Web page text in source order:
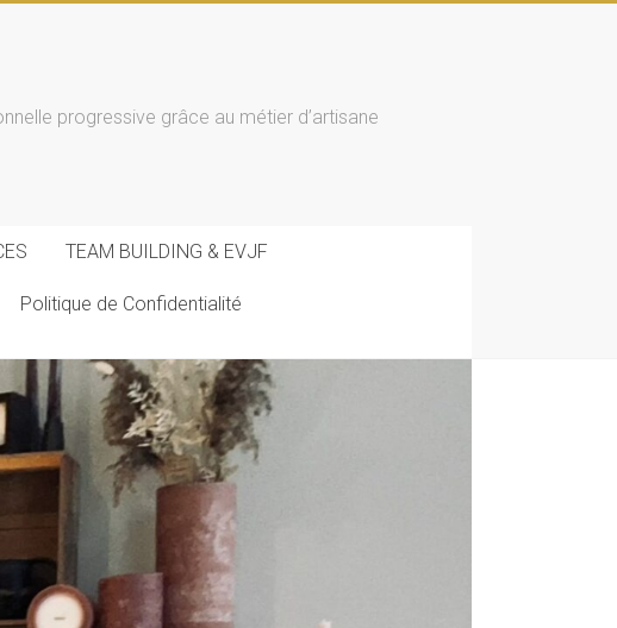
progressive grâce au métier d’artisane
TEAM BUILDING & EVJF
Politique de Confidentialité